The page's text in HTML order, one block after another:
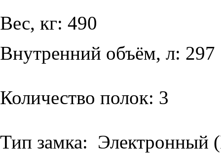
Вес, кг: 490
Внутренний объём, л: 297
Количество полок: 3
Тип замка: